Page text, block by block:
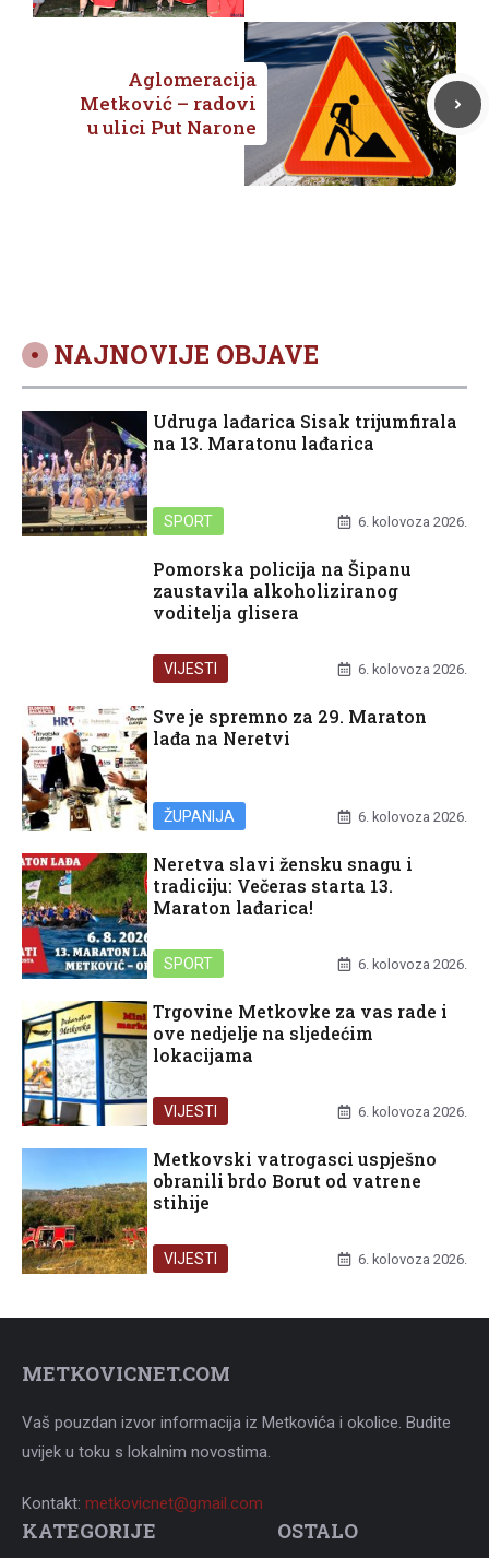
Aglomeracija
Metković – radovi
u ulici Put Narone
NAJNOVIJE OBJAVE
Udruga lađarica Sisak trijumfirala
na 13. Maratonu lađarica
SPORT 6. kolovoza 2026.
Pomorska policija na Šipanu
zaustavila alkoholiziranog
voditelja glisera
VIJESTI 6. kolovoza 2026.
Sve je spremno za 29. Maraton
lađa na Neretvi
ŽUPANIJA 6. kolovoza 2026.
Neretva slavi žensku snagu i
tradiciju: Večeras starta 13.
Maraton lađarica!
SPORT 6. kolovoza 2026.
Trgovine Metkovke za vas rade i
ove nedjelje na sljedećim
lokacijama
VIJESTI 6. kolovoza 2026.
Metkovski vatrogasci uspješno
obranili brdo Borut od vatrene
stihije
VIJESTI 6. kolovoza 2026.
METKOVICNET.COM
Vaš pouzdan izvor informacija iz Metkovića i okolice. Budite
uvijek u toku s lokalnim novostima.
Kontakt: metkovicnet@gmail.com
KATEGORIJE OSTALO